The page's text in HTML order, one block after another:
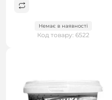
Немає в наявності
Код товару: 6522